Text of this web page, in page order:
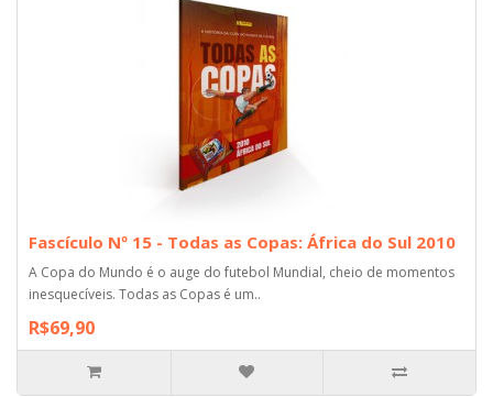
Fascículo Nº 15 - Todas as Copas: África do Sul 2010
A Copa do Mundo é o auge do futebol Mundial, cheio de momentos
inesquecíveis. Todas as Copas é um..
R$69,90